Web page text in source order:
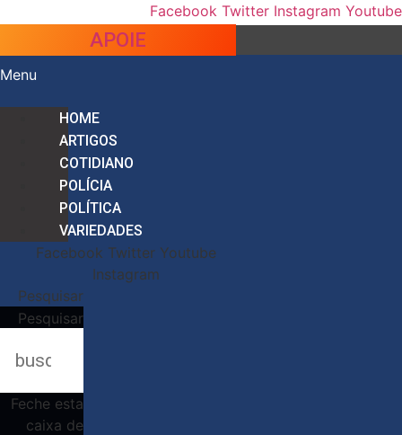
Facebook Twitter Instagram Youtube
APOIE
Menu
HOME
ARTIGOS
COTIDIANO
POLÍCIA
POLÍTICA
VARIEDADES
Facebook Twitter Youtube
Instagram
Pesquisar
Pesquisar
Feche esta
caixa de